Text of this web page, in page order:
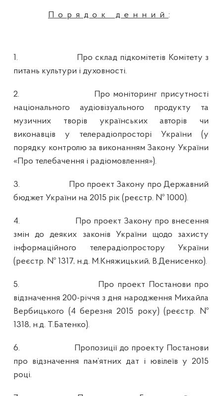
Порядок денний :
1.
Про склад підкомітетів Комітету з
питань культури і духовності.
2.
Про моніторинг присутності
національного аудіовізуального продукту та
музичних творів українських авторів чи
виконавців у телерадіопросторі України (у
порядку контролю за виконанням Закону України
«Про телебачення і радіомовлення»).
3.
Про проект Закону про Державний
бюджет України на 2015 рік (реєстр. № 1000).
4.
Про проект Закону про внесення
змін до деяких законів України щодо захисту
інформаційного телерадіопростору України
(реєстр. № 1317, н.д. М.Княжицький, В.Денисенко).
5.
Про проект Постанови про
відзначення 200-річчя з дня народження Михайла
Вербицького (4 березня 2015 року) (реєстр. №
1318, н.д. Т.Батенко).
6.
Пропозиції до проекту Постанови
про відзначення пам’ятних дат і ювілеїв у 2015
році.